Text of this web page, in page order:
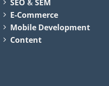
SEO &SEM
E-Commerce
Mobile Development
Content